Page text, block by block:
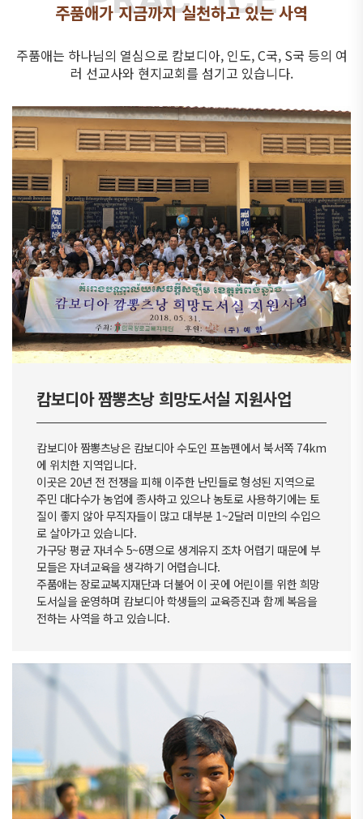
주품애가 지금까지 실천하고 있는 사역
주품애는 하나님의 열심으로 캄보디아, 인도, C국, S국 등의 여
러 선교사와 현지교회를 섬기고 있습니다.
캄보디아 짬뽕츠낭 희망도서실 지원사업
캄보디아 짬뽕츠낭은 캄보디아 수도인 프놈펜에서 북서쪽 74km
에 위치한 지역입니다.
이곳은 20년 전 전쟁을 피해 이주한 난민들로 형성된 지역으로
주민 대다수가 농업에 종사하고 있으나농토로 사용하기에는 토
질이 좋지 않아 무직자들이 많고 대부분 1~2달러 미만의 수입으
로 살아가고 있습니다.
가구당 평균 자녀수 5~6명으로 생계유지 조차 어렵기 때문에 부
모들은 자녀교육을 생각하기 어렵습니다.
주품애는 장로교복지재단과 더불어 이 곳에 어린이를 위한 희망
도서실을 운영하며 캄보디아 학생들의 교육증진과 함께 복음을
전하는 사역을 하고 있습니다.